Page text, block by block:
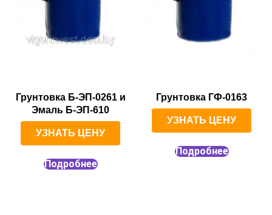
Грунтовка Б-ЭП-0261 и
Эмаль Б-ЭП-610
УЗНАТЬ ЦЕНУ
Подробнее
Грунтовка ГФ-0163
УЗНАТЬ ЦЕНУ
Подробнее